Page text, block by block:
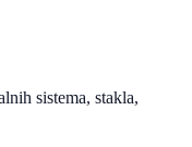
sistema, stakla,